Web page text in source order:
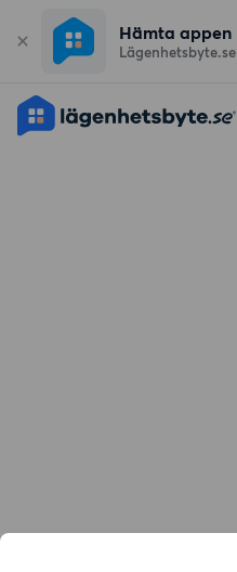
Hämta appen
Lägenhetsbyte.se